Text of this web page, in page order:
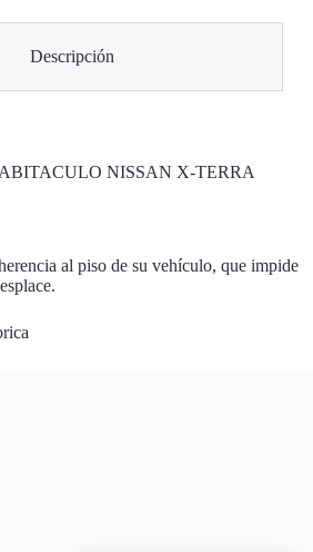
Descripción
NISSAN X-TERRA
al piso de su vehículo, que impide